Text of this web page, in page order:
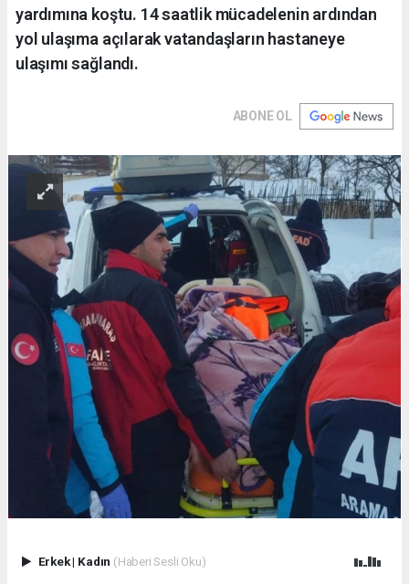
yardımına koştu. 14 saatlik mücadelenin ardından
yol ulaşıma açılarak vatandaşların hastaneye
ulaşımı sağlandı.
ABONE OL
Erkek| Kadın (Haberi Sesli Oku)